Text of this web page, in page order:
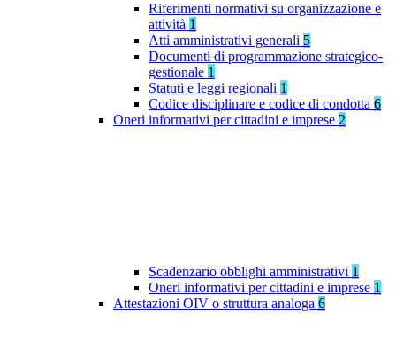
Riferimenti normativi su organizzazione e
attività 1
Atti amministrativi generali 5
Documenti di programmazione strategico-
gestionale 1
Statuti e leggi regionali 1
Codice disciplinare e codice di condotta 6
Oneri informativi per cittadini e imprese 2
Scadenzario obblighi amministrativi 1
Oneri informativi per cittadini e imprese 1
Attestazioni OIV o struttura analoga 6